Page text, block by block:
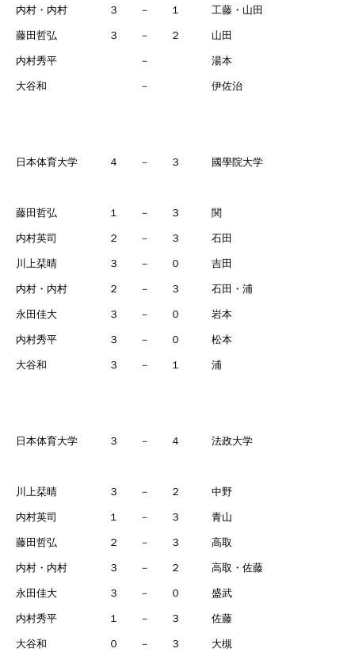
内村・内村 ３ － １ 工藤・山田
藤田哲弘 ３ － ２ 山田
内村秀平 － 湯本
大谷和 － 伊佐治
日本体育大学 ４ － ３ 國學院大学
藤田哲弘 １ － ３ 関
内村英司 ２ － ３ 石田
川上栞晴 ３ － ０ 吉田
内村・内村 ２ － ３ 石田・浦
永田佳大 ３ － ０ 岩本
内村秀平 ３ － ０ 松本
大谷和 ３ － １ 浦
日本体育大学 ３ － ４ 法政大学
川上栞晴 ３ － ２ 中野
内村英司 １ － ３ 青山
藤田哲弘 ２ － ３ 高取
内村・内村 ３ － ２ 高取・佐藤
永田佳大 ３ － ０ 盛武
内村秀平 １ － ３ 佐藤
大谷和 ０ － ３ 大槻